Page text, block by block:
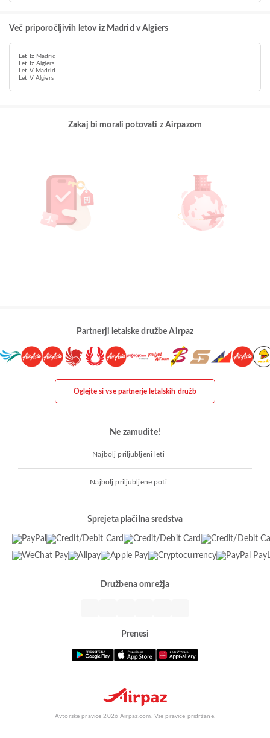
Več priporočljivih letov iz Madrid v Algiers
Let Iz Madrid
Let Iz Algiers
Let V Madrid
Let V Algiers
Zakaj bi morali potovati z Airpazom
Partnerji letalske družbe Airpaz
Oglejte si vse partnerje letalskih družb
Ne zamudite!
Najbolj priljubljeni leti
Najbolj priljubljene poti
Sprejeta plačilna sredstva
Družbena omrežja
Prenesi
Avtorske pravice 2026 Airpaz.com. Vse pravice pridržane.